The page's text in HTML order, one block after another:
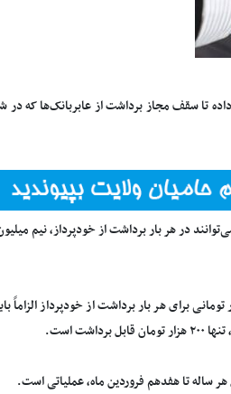
اهمیت آن است که اجرای سقف ۵۰۰ هزار تومانی برای هر بار
است.
ساله تا هفدهم فروردین ماه، عملیاتی است.